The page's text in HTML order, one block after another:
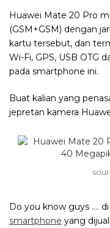
Huawei Mate 20 Pro
(GSM+GSM) dengan
kartu tersebut, dan
Wi-Fi, GPS, USB OTG
pada smartphone ini.
Buat kalian yang
jepretan kamera
Do you know guys ….
smartphone yang